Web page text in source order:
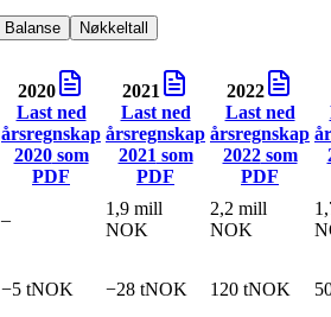
Balanse
Nøkkeltall
2020
Last ned
årsregnskap
2020som
PDF
2021
Last ned
årsregnskap
2021 som
PDF
2022
Last ned
årsregnskap
2022som
PDF
–
1,9 mill
NOK
2,2 mill
NOK
−5 tNOK −28 tNOK 120 tNOK